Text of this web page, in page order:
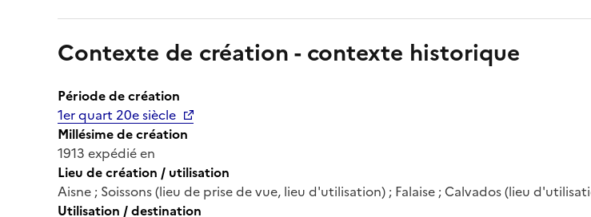
Contexte de création - contexte historique
Période de création
1er quart 20e siècle
Millésime de création
1913 expédié en
Lieu de création / utilisation
Aisne ; Soissons (lieu de prise de vue, lieu d'utilisation) ; Falaise ; Calvados (lieu
Utilisation / destination